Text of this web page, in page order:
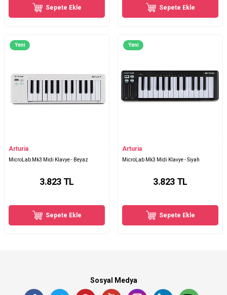
Sepete Ekle Sepete Ekle
Yeni
Arturia
MicroLab Mk3 Midi Klavye - Beyaz
3.823 TL
Sepete Ekle
Yeni
Arturia
MicroLab Mk3 Midi Klavye - Siyah
3.823 TL
Sepete Ekle
Sosyal Medya